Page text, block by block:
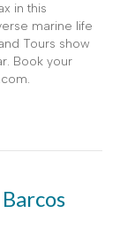
in this
marine life
Tours show
Book your